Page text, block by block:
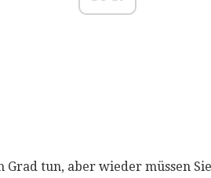
Grad tun, aber wieder müssen